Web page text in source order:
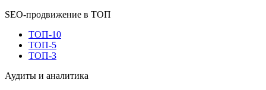
SEO-продвижение в ТОП
ТОП-10
ТОП-5
ТОП-3
Аудиты и аналитика